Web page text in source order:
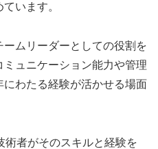
います。
ムリーダーとしての役割を
ュニケーション能力や管理
わたる経験が活かせる場面
術者がそのスキルと経験を